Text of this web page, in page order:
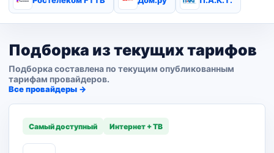
Подборка из текущих тарифов
Подборка составлена по текущим опубликованным
тарифам провайдеров.
Все провайдеры →
Самый доступный Интернет + ТВ